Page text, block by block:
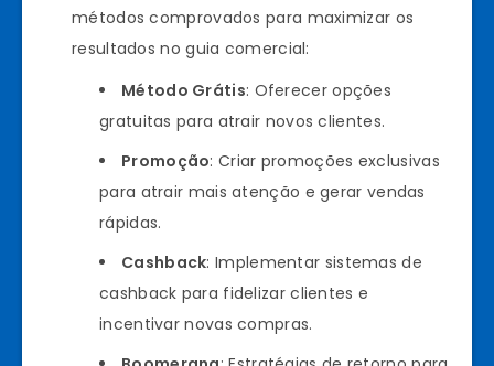
métodos comprovados para maximizar os
resultados no guia comercial:
Método Grátis: Oferecer opções
gratuitas para atrair novos clientes.
Promoção: Criar promoções exclusivas
para atrair mais atenção e gerar vendas
rápidas.
Cashback: Implementar sistemas de
cashback para fidelizar clientes e
incentivar novas compras.